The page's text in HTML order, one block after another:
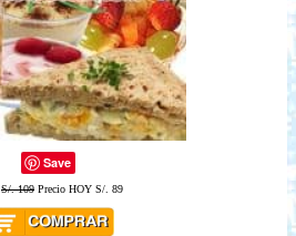
Save
S/. 109 Precio HOY S/. 89